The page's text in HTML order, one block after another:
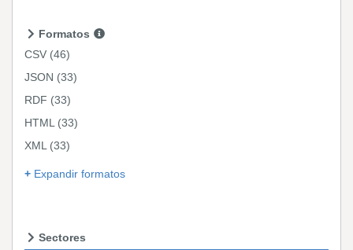
Formatos
CSV (46)
JSON (33)
RDF (33)
HTML (33)
XML (33)
Expandir formatos
Sectores